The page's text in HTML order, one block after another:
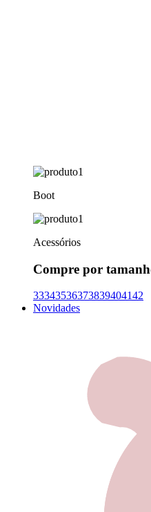
Boot
Acessórios
Compre por
33343536373839404142
Novidades